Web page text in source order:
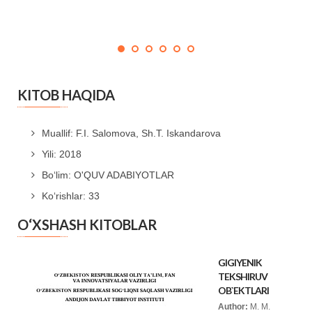
KITOB HAQIDA
Muallif: F.I. Salomova, Sh.T. Iskandarova
Yili: 2018
Bo‘lim: O'QUV ADABIYOTLAR
Ko‘rishlar: 33
O‘XSHASH KITOBLAR
GIGIYENIK
TEKSHIRUV
OB`EKTLARI
Author: M. M.